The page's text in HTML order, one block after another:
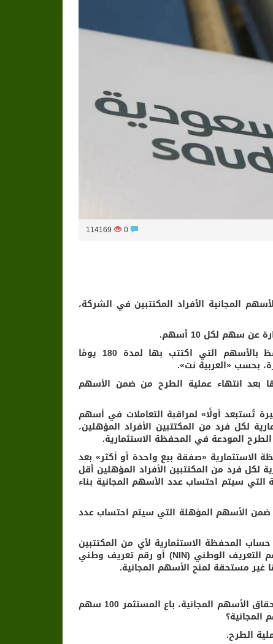
114169
المجانية الأفراد المكتتبين في الشركة،
لكل 10 أسهم.
وسيكون الحد الأقصى للاستحقاق 100 سهم لكل فرد سعودي احتفظ بالأسهم التي اكتتب بها لمدة 180 يومًا
بحسب «العربية نت».
بعد انتهاء عملية الطرح من ضمن الأسهم
تُستبعد أولًا» لمراقبة التعاملات في أسهم
لكل فرد من المكتتبين الأفراد المؤهلين،
المودعة في المحفظة الاستثمارية.
«صفقة بيع واحدة أو أكثر» بعد
لكل فرد من المكتتبين الأفراد المؤهلين أقل
سيتم احتساب عدد الأسهم المجانية بناء
ضمن الأسهم المؤهلة التي سيتم احتساب عدد
المحفظة الاستثمارية لأي من المكتتبين
الأفراد المؤهلين لأي سبب، ولو كان ذلك الجزء من يوم، وسواء ضمن رقم التعريف الوطني (NIN) أو رقم تعريف وطني
مستحقة لمنح الأسهم المجانية.
1 تم تخصيص 100 سهم من أسهم الطرح لمستثمر فرد. وخلال فترة استحقاق الأسهم المجانية، باع المستثمر 100 سهم
الطرح.